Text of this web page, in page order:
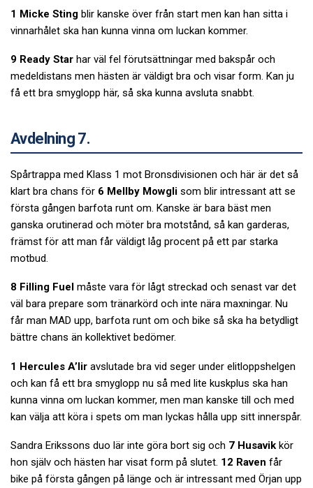
1 Micke Sting blir kanske över från start men kan han sitta i
vinnarhålet ska han kunna vinna om luckan kommer.
9 Ready Star har väl fel förutsättningar med bakspår och
medeldistans men hästen är väldigt bra och visar form. Kan ju
få ett bra smyglopp här, så ska kunna avsluta snabbt.
Avdelning 7.
Spårtrappa med Klass 1 mot Bronsdivisionen och här är det så
klart bra chans för 6 Mellby Mowgli som blir intressant att se
första gången barfota runt om. Kanske är bara bäst men
ganska orutinerad och möter bra motstånd, så kan garderas,
främst för att man får väldigt låg procent på ett par starka
motbud.
8 Filling Fuel måste vara för lågt streckad och senast var det
väl bara prepare som tränarkörd och inte nära maxningar. Nu
får man MAD upp, barfota runt om och bike så ska ha betydligt
bättre chans än kollektivet bedömer.
1 Hercules A’lir avslutade bra vid seger under elitloppshelgen
och kan få ett bra smyglopp nu så med lite kuskplus ska han
kunna vinna om luckan kommer, men man kanske till och med
kan välja att köra i spets om man lyckas hålla upp sitt innerspår.
Sandra Erikssons duo lär inte göra bort sig och 7 Husavik kör
hon själv och hästen har visat form på slutet. 12 Raven får
bike på första gången på länge och är intressant med Örjan upp